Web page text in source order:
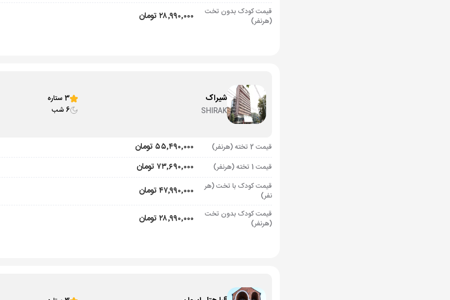
قیمت کودک بدون تخت
(هرنفر)
۲۸٬۹۹۰٬۰۰۰ تومان
شیراک
SHIRAK
3 ستاره
6 شب
قیمت 2 تخته (هرنفر) ۵۵٬۴۹۰٬۰۰۰ تومان
قیمت 1 تخته (هرنفر) ۷۳٬۶۹۰٬۰۰۰ تومان
قیمت کودک با تخت (هر
نفر)
۴۷٬۹۹۰٬۰۰۰ تومان
قیمت کودک بدون تخت
(هرنفر)
۲۸٬۹۹۰٬۰۰۰ تومان